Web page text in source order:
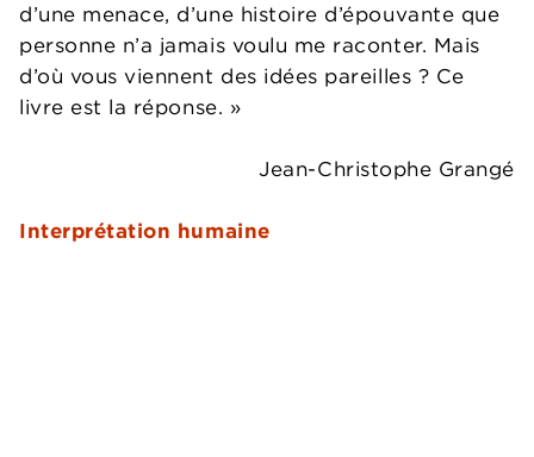
d’une menace, d’une histoire d’épouvante que
personne n’a jamais voulu me raconter. Mais
d’où vous viennent des idées pareilles ? Ce
livre est la réponse. »
Jean-Christophe Grangé
Interprétation humaine